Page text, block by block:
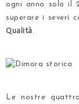
ogni anno solo il
superare i severi
Qualità.
Le nostre